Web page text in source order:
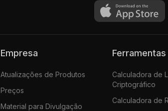
Empresa
Atualizações de Produtos
Preços
Material para Divulgação
Calculadora de
Criptográfico
Calculadora de